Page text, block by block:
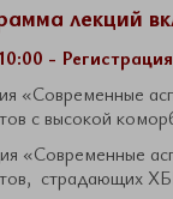
лекций
-
«Современные
с высокой
«Современные
страдающих